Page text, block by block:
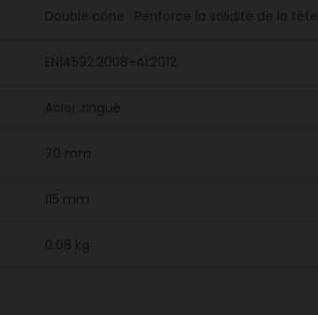
Double cône : Renforce la solidité de la tête
EN14592:2008+A1:2012
Acier zingué
70 mm
115 mm
0.08 kg